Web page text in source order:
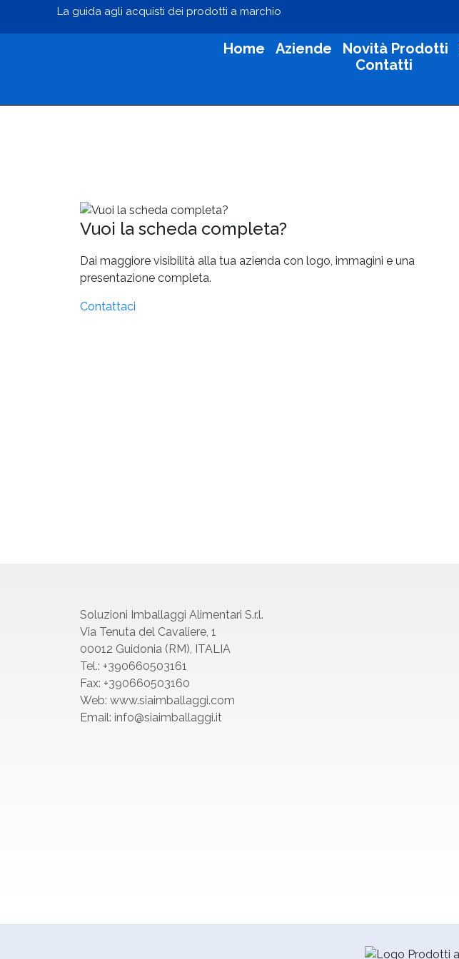
La guida agli acquisti dei prodotti a marchio
Home Aziende Novità Prodotti
Contatti
Vuoi la scheda completa?
Dai maggiore visibilità alla tua azienda con logo, immagini e una
presentazione completa.
Contattaci
Soluzioni Imballaggi Alimentari S.r.l.
Via Tenuta del Cavaliere, 1
00012 Guidonia (RM), ITALIA
Tel.: +390660503161
Fax: +390660503160
Web: www.siaimballaggi.com
Email: info@siaimballaggi.it